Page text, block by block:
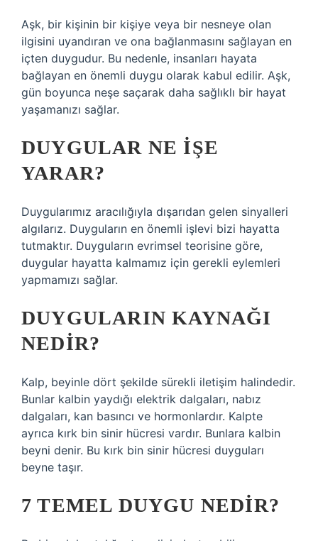
Aşk, bir kişinin bir kişiye veya bir nesneye olan
ilgisini uyandıran ve ona bağlanmasını sağlayan en
içten duygudur. Bu nedenle, insanları hayata
bağlayan en önemli duygu olarak kabul edilir. Aşk,
gün boyunca neşe saçarak daha sağlıklı bir hayat
yaşamanızı sağlar.
DUYGULAR NE IŞE
YARAR?
Duygularımız aracılığıyla dışarıdan gelen sinyalleri
algılarız. Duyguların en önemli işlevi bizi hayatta
tutmaktır. Duyguların evrimsel teorisine göre,
duygular hayatta kalmamız için gerekli eylemleri
yapmamızı sağlar.
DUYGULARIN KAYNAĞI
NEDIR?
Kalp, beyinle dört şekilde sürekli iletişim halindedir.
Bunlar kalbin yaydığı elektrik dalgaları, nabız
dalgaları, kan basıncı ve hormonlardır. Kalpte
ayrıca kırk bin sinir hücresi vardır. Bunlara kalbin
beyni denir. Bu kırk bin sinir hücresi duyguları
beyne taşır.
7 TEMEL DUYGU NEDIR?